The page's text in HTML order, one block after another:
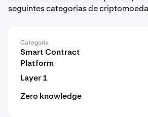
seguintes categorias de
Categoria
Smart Contract
Platform
Layer 1
Zero knowledge